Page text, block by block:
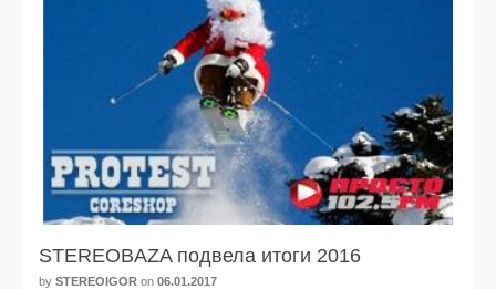
STEREOBAZA подвела итоги 2016
by STEREOIGOR on 06.01.2017